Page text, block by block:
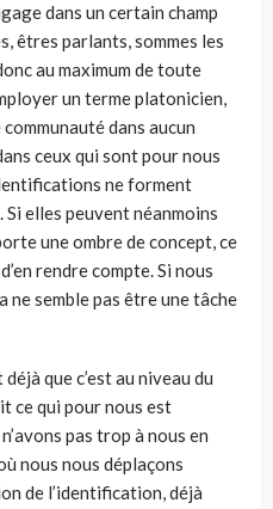
dans un certain champ
êtres parlants, sommes les
au maximum de toute
un terme platonicien,
dans aucun
ceux qui sont pour nous
ne forment
elles peuvent néanmoins
une ombre de concept, ce
rendre compte. Si nous
ne semble pas être une tâche
que c’est au niveau du
ce qui pour nous est
pas trop à nous en
nous nous déplaçons
de l’identification, déjà